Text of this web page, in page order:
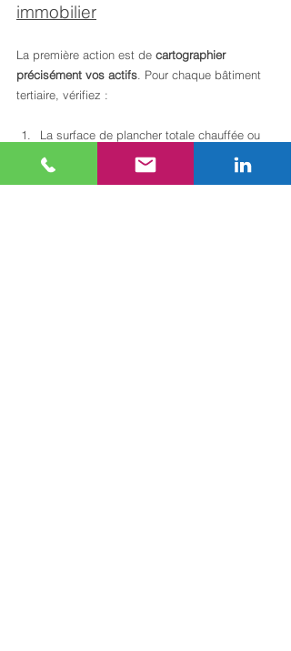
immobilier
La première action est de cartographier
précisément vos actifs . Pour chaque bâtiment
tertiaire, vérifiez :
La surface de plancher totale chauffée ou
climatisée
L’année de construction ou de dernière